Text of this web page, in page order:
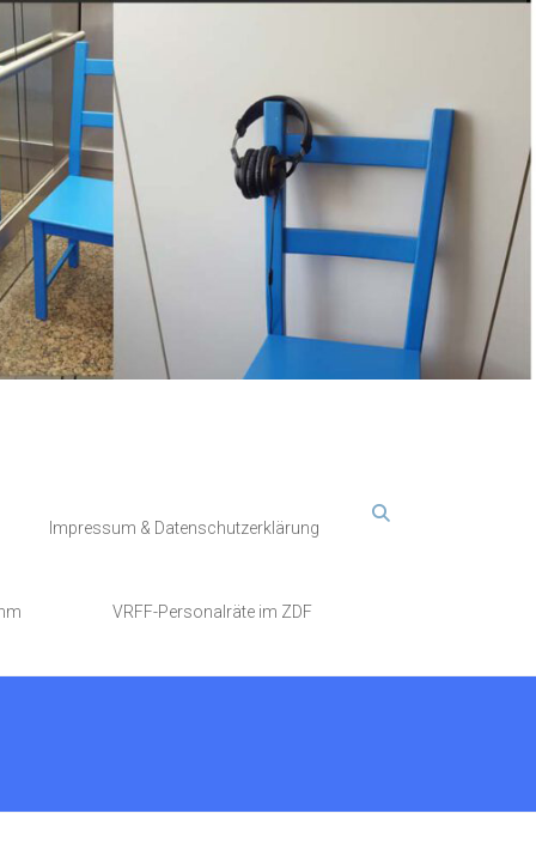
Impressum & Datenschutzerklärung
VRFF-Personalräte im ZDF